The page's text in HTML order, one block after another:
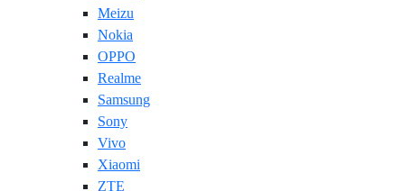
Meizu
Nokia
OPPO
Realme
Samsung
Sony
Vivo
Xiaomi
ZTE